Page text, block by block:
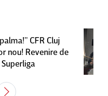
CFR Cluj
nou! Revenire de